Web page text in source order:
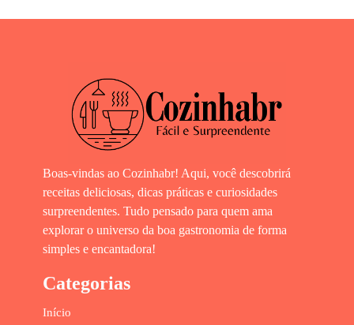
Boas-vindas ao Cozinhabr! Aqui, você descobrirá
receitas deliciosas, dicas práticas e curiosidades
surpreendentes. Tudo pensado para quem ama
explorar o universo da boa gastronomia de forma
simples e encantadora!
Categorias
Início